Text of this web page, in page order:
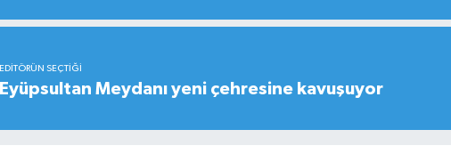
EDITÖRÜN SEÇTIĞI
Eyüpsultan Meydanı yeni çehresine kavuşuyor